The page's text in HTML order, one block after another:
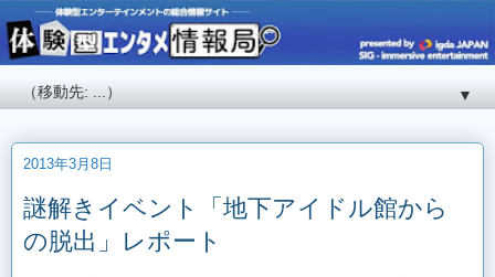
▼
2013年3月8日
謎解きイベント「地下アイドル館から
の脱出」レポート